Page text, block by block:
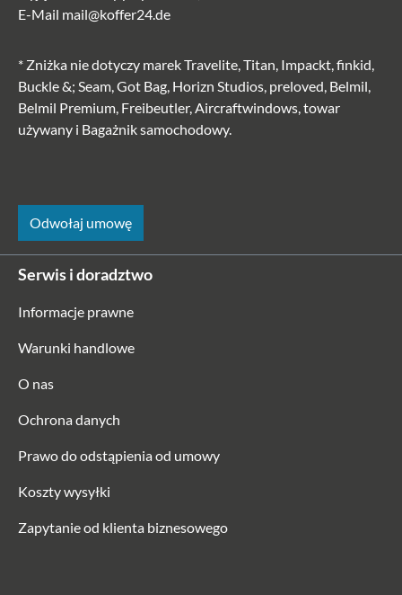
E-Mail mail@koffer24.de
* Zniżka nie dotyczy marek Travelite, Titan, Impackt, finkid,
Buckle &; Seam, Got Bag, Horizn Studios, preloved, Belmil,
Belmil Premium, Freibeutler, Aircraftwindows, towar
używany i Bagażnik samochodowy.
Odwołaj umowę
Serwis i doradztwo
Informacje prawne
Warunki handlowe
O nas
Ochrona danych
Prawo do odstąpienia od umowy
Koszty wysyłki
Zapytanie od klienta biznesowego